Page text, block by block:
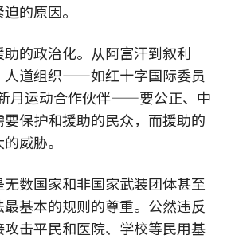
的原因。
的政治化。从阿富汗到叙利
人道组织——如红十字国际委员
月运动合作伙伴——要公正、中
保护和援助的民众，而援助的
威胁。
数国家和非国家武装团体甚至
基本的规则的尊重。公然违反
击平民和医院、学校等民用基